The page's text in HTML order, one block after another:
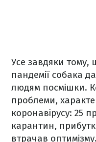
Усе завдяки тому,
пандемії собака
людям посмішки.
проблеми,
коронавірусу: 25
карантин,
втрачав оптимізму.